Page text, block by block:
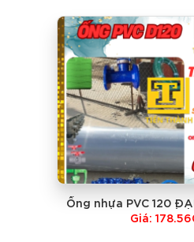
Ống nhựa PVC 120
NHẤT
Giá: